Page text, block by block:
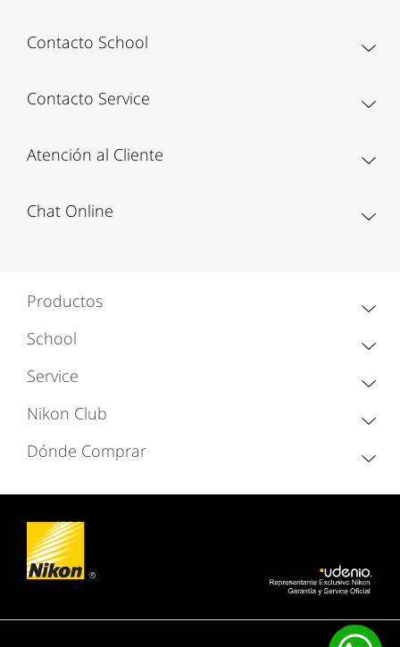
Contacto School
Contacto Service
Atención al Cliente
Chat Online
Productos
School
Service
Nikon Club
Dónde Comprar